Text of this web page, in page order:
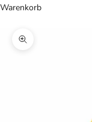
Warenkorb
Bild vergrößern